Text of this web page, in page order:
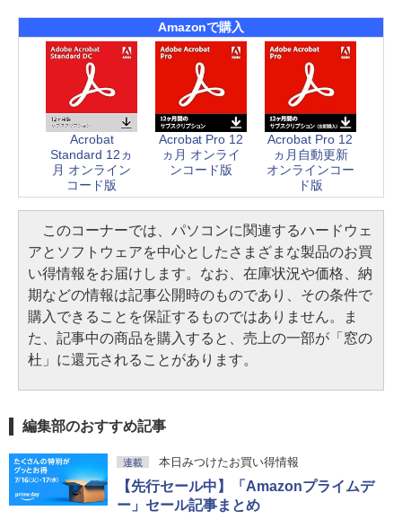
Amazonで購入
Acrobat
Standard 12ヵ
月 オンライン
コード版
Acrobat Pro 12
ヵ月 オンライ
ンコード版
Acrobat Pro 12
ヵ月自動更新
オンラインコー
ド版
このコーナーでは、パソコンに関連するハードウェ
アとソフトウェアを中心としたさまざまな製品のお買
い得情報をお届けします。なお、在庫状況や価格、納
期などの情報は記事公開時のものであり、その条件で
購入できることを保証するものではありません。ま
た、記事中の商品を購入すると、売上の一部が「窓の
杜」に還元されることがあります。
編集部のおすすめ記事
連載 本日みつけたお買い得情報
【先行セール中】「Amazonプライムデ
ー」セール記事まとめ